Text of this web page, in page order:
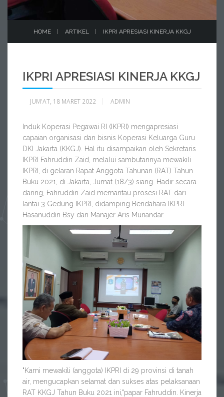
HOME ARTIKEL IKPRI APRESIASI KINERJA KKGJ
IKPRI APRESIASI KINERJA KKGJ
JUM'AT, 18 MARET 2022 ADMIN
Induk Koperasi Pegawai RI (IKPRI) mengapresiasi
capaian organisasi dan bisnis Koperasi Keluarga Guru
DKI Jakarta (KKGJ). Hal itu disampaikan oleh Sekretaris
IKPRI Fahruddin Zaid, melalui sambutannya mewakili
IKPRI, di gelaran Rapat Anggota Tahunan (RAT) Tahun
Buku 2021, di Jakarta, Jumat (18/3) siang. Hadir secara
daring, Fahruddin Zaid memantau prosesi RAT dari
lantai 3 Gedung IKPRI, didamping Bendahara IKPRI
Hasanuddin Bsy dan Manajer Aris Munandar.
"Kami mewakili (anggota) IKPRI di 29 provinsi di tanah
air, mengucapkan selamat dan sukses atas pelaksanaan
RAT KKGJ Tahun Buku 2021 ini,"papar Fahruddin. Kinerja